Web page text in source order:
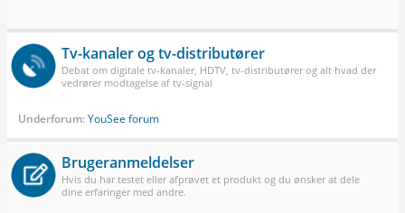
Tv-kanaler og tv-distributører
Debat om digitale tv-kanaler, HDTV, tv-distributører og alt hvad der
vedrører modtagelse af tv-signal
Underforum:YouSee forum
Brugeranmeldelser
Hvis du har testet eller afprøvet et produkt og du ønsker at dele
dine erfaringer med andre.